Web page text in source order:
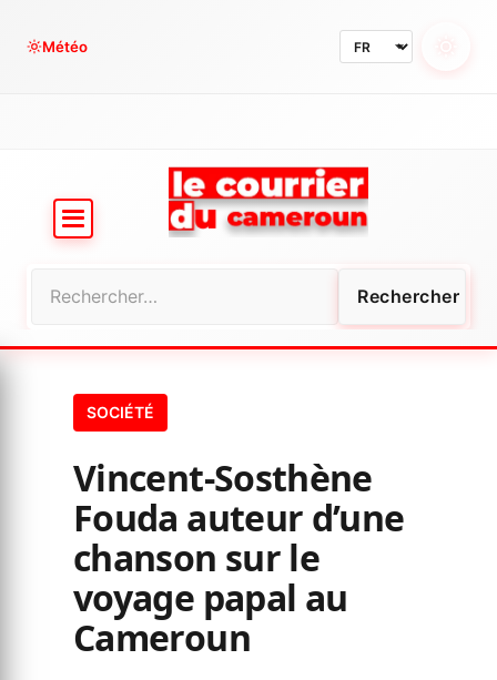
Météo
SOCIÉTÉ
Vincent-Sosthène
Fouda auteur d’une
chanson sur le
voyage papal au
Cameroun